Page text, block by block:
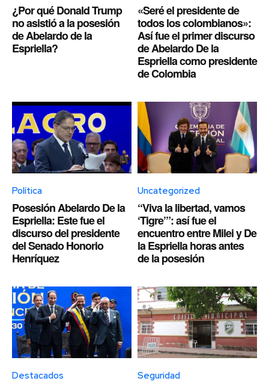
¿Por qué Donald Trump
no asistió a la posesión
de Abelardo de la
Espriella?
«Seré el presidente de
todos los colombianos»:
Así fue el primer discurso
de Abelardo De la
Espriella como presidente
de Colombia
Política
Posesión Abelardo De la
Espriella: Este fue el
discurso del presidente
del Senado Honorio
Henríquez
Uncategorized
“Viva la libertad, vamos
‘Tigre’”: así fue el
encuentro entre Milei y De
la Espriella horas antes
de la posesión
Destacados Seguridad